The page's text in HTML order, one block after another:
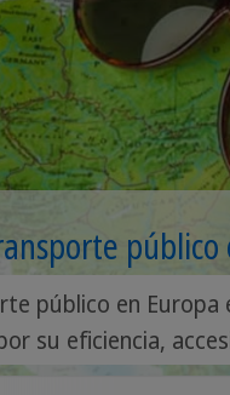
público
público en Europa
su eficiencia,
Sin embargo,